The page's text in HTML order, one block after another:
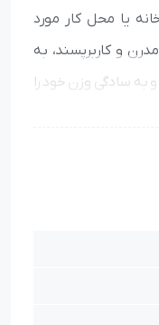
یا محل کار مورد
مدرن و کاربرپسند، به
به سادگی وزن خود را
صفحه نمایش بزرگ
کیفیت ساخته شده و
کند.